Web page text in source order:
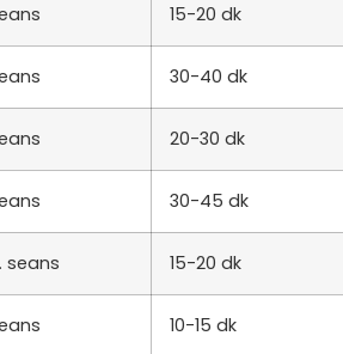
15-20 dk
30-40 dk
20-30 dk
30-45 dk
seans 15-20 dk
10-15 dk